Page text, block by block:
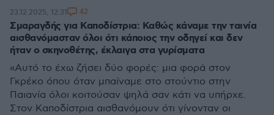
Σμαραγδής για Καποδίστρια: Καθώς κάναμε την ταινία
αισθανόμασταν όλοι ότι κάποιος την οδηγεί και δεν
ήταν ο σκηνοθέτης, έκλαιγα στα γυρίσματα
«Aυτό το έχω ζήσει δύο φορές: μια φορά στον
Γκρέκο όπου όταν μπαίναμε στο στούντιο στην
Παιανία όλοι κοιτούσαν ψηλά σαν κάτι να υπήρχε.
Στον Καποδίστρια αισθανόμουν ότι γίνονταν οι
23.12.2025, 12:31 42